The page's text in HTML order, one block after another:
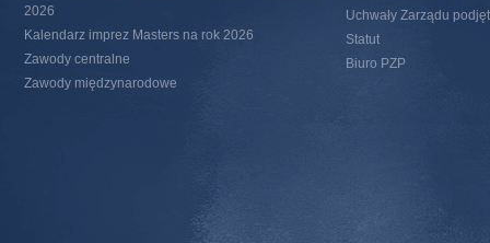
2026
Kalendarz imprez Masters na rok 2026
Zawody centralne
Zawody międzynarodowe
Uchwały Zarządu
Statut
Biuro PZP